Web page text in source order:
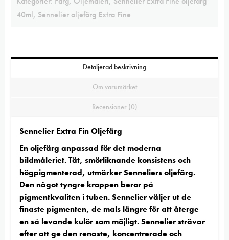
40ml, Sennelier oljefärg Extra Fine
Detaljerad beskrivning
Om varumärket
Recensioner (0)
Sennelier Extra Fin Oljefärg
En oljefärg anpassad för det moderna
bildmåleriet. Tät, smörliknande konsistens och
högpigmenterad, utmärker Senneliers oljefärg.
Den något tyngre kroppen beror på
pigmentkvaliten i tuben. Sennelier väljer ut de
finaste pigmenten, de mals längre för att återge
en så levande kulör som möjligt. Sennelier strävar
efter att ge den renaste, koncentrerade och